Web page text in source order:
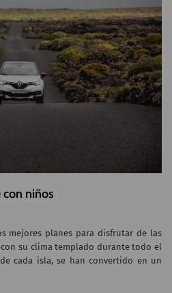
con niños
mejores planes para disfrutar de las
con su clima templado durante todo el
cada isla, se han convertido en un